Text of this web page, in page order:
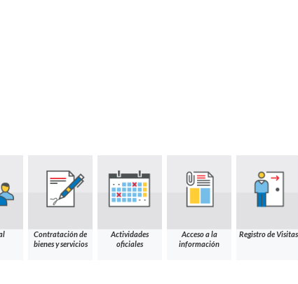
Contratación de
bienes y servicios
Actividades
oficiales
Acceso a la
información
Registro de Visitas